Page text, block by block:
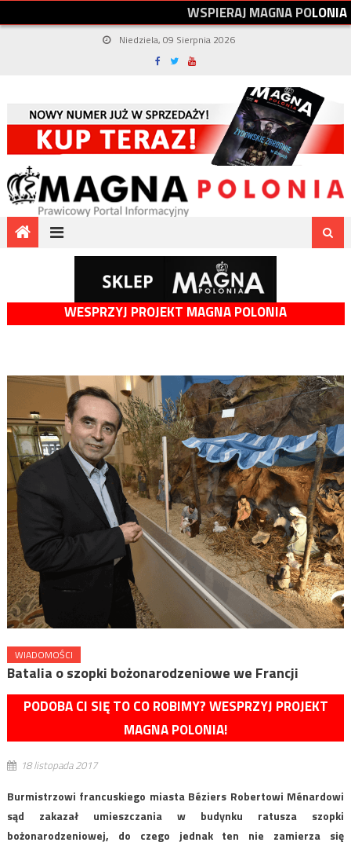
WSPIERAJMAGNAPOLONIA
Niedziela, 09 Sierpnia 2026
WESPRZYJ PROJEKT MAGNA POLONIA
WIADOMOŚCI
Batalia o szopki bożonarodzeniowe we Francji
PODOBA CI SIĘ TO CO ROBIMY? WESPRZYJ PROJEKT
MAGNA POLONIA!
18 listopada 2017
Burmistrzowi francuskiego miasta Béziers Robertowi Ménardowi
sąd zakazał umieszczania w budynku ratusza szopki
bożonarodzeniowej, do czego jednak ten nie zamierza się